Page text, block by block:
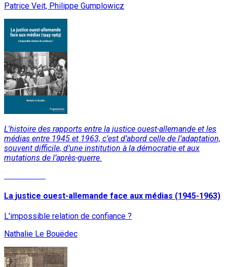
Patrice Veit, Philippe Gumplowicz
L'histoire des rapports entre la justice ouest-allemande et les
médias entre 1945 et 1963, c’est d’abord celle de l’adaptation,
souvent difficile, d’une institution à la démocratie et aux
mutations de l’après-guerre.
La justice ouest-allemande face aux médias (1945-1963)
L'impossible relation de confiance ?
Nathalie Le Bouëdec